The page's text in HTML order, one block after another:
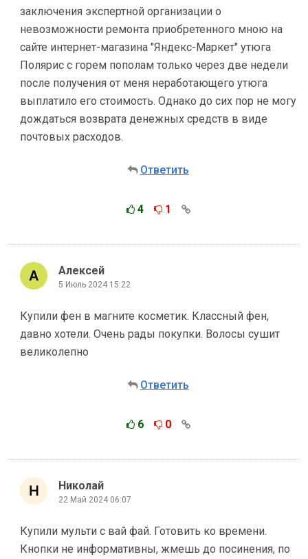
заключения экспертной организации о
невозможности ремонта приобретенного мною на
сайте интернет-магазина "Яндекс-Маркет" утюга
Полярис с горем пополам только через две недели
после получения от меня неработающего утюга
выплатило его стоимость. Однако до сих пор не могу
дождаться возврата денежных средств в виде
почтовых расходов.
Ответить
4 1
Алексей
5 Июль 2024 15:22
Купили фен в магните косметик. Классный фен,
давно хотели. Очень рады покупки. Волосы сушит
великолепно
Ответить
6 0
Николай
22 Май 2024 06:07
Купили мульти с вай фай. Готовить ко времени.
Кнопки не информативны, жмешь до посинения, по